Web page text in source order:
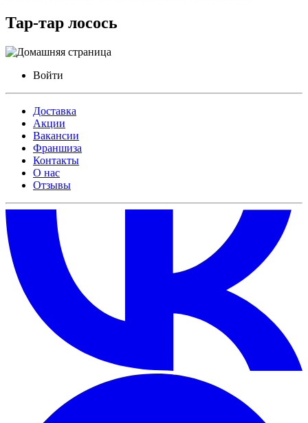
Тар-тар лосось
Войти
Доставка
Акции
Вакансии
Франшиза
Контакты
О нас
Отзывы